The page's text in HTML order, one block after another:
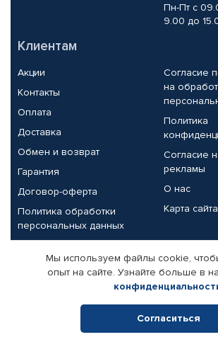
Пн-Пт с
9.00 до
Клиентам
Акции
Контакты
Оплата
Доставка
Обмен и возврат
Гарантия
Договор-оферта
Политика обработки
персональных данных
Согласие
на
Политика
Согласие
рекламы
О нас
Карта сайта
Партнерам
Корпоративным клиентам
Поставщикам
Реквизиты
Мы используем файлы cookie,
опыт на сайте. Узнайте больше в
Согласиться